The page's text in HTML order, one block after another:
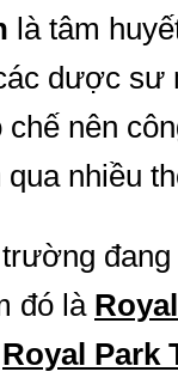
là tâm
dược sư
chế nên
nhiều
đang
đó là
Royal Park